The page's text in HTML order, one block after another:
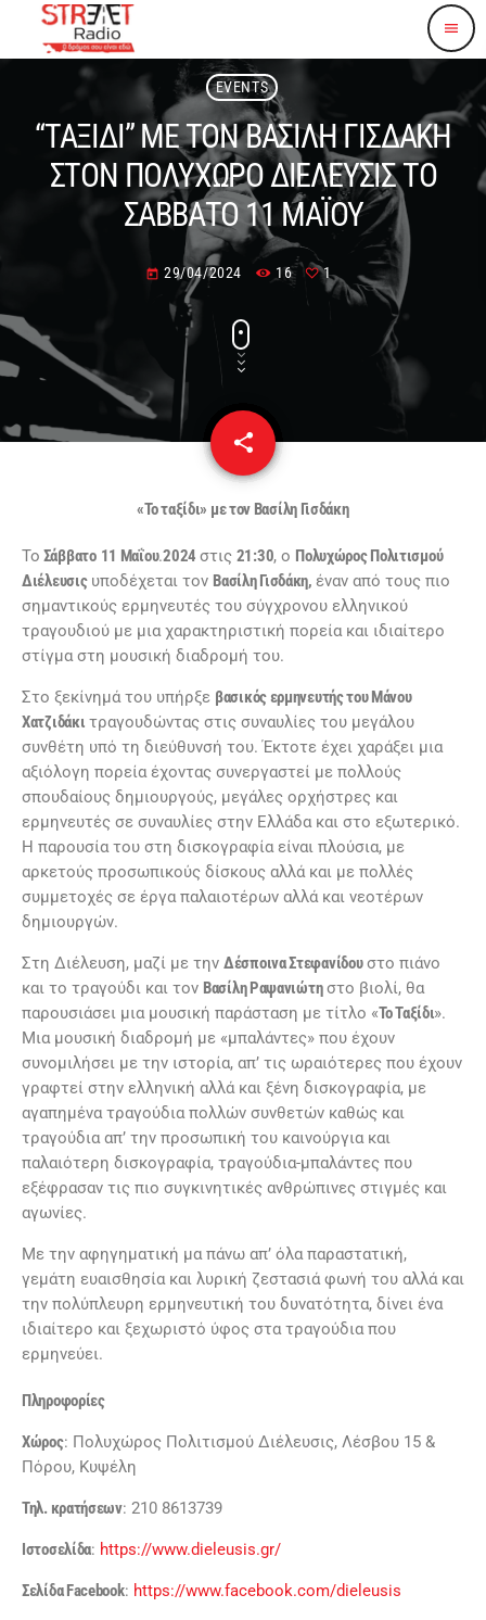
menu
EVENTS
“ΤΑΞΙΔΙ” ΜΕ ΤΟΝ ΒΑΣΙΛΗ ΓΙΣΔΑΚΗ
ΣΤΟΝ ΠΟΛΥΧΩΡΟ ΔΙΕΛΕΥΣΙΣ ΤΟ
ΣΑΒΒΑΤΟ 11 ΜΑΪΟΥ
today 29/04/2024 16 1
share
email
«Το ταξίδι» με τον Βασίλη Γισδάκη
Το Σάββατο 11 Μαΐου.2024 στις 21:30, ο Πολυχώρος Πολιτισμού
Διέλευσιςυποδέχεται τον Βασίλη Γισδάκη, έναν από τους πιο
σημαντικούς ερμηνευτές του σύγχρονου ελληνικού
τραγουδιού με μια χαρακτηριστική πορεία και ιδιαίτερο
στίγμα στη μουσική διαδρομή του.
Στο ξεκίνημά του υπήρξε βασικός ερμηνευτής του Μάνου
Χατζιδάκι τραγουδώντας στις συναυλίες του μεγάλου
συνθέτη υπό τη διεύθυνσή του. Έκτοτε έχει χαράξει μια
αξιόλογη πορεία έχοντας συνεργαστεί με πολλούς
σπουδαίους δημιουργούς, μεγάλες ορχήστρες και
ερμηνευτές σε συναυλίες στην Ελλάδα και στο εξωτερικό.
Η παρουσία του στη δισκογραφία είναι πλούσια, με
αρκετούς προσωπικούς δίσκους αλλά και με πολλές
συμμετοχές σε έργα παλαιοτέρων αλλά και νεοτέρων
δημιουργών.
Στη Διέλευση, μαζί με την Δέσποινα Στεφανίδουστο πιάνο
και το τραγούδι και τον Βασίλη Ραψανιώτηστο βιολί, θα
παρουσιάσει μια μουσική παράσταση με τίτλο «Το Ταξίδι».
Μια μουσική διαδρομή με «μπαλάντες» που έχουν
συνομιλήσει με την ιστορία, απ’ τις ωραιότερες που έχουν
γραφτεί στην ελληνική αλλά και ξένη δισκογραφία, με
αγαπημένα τραγούδια πολλών συνθετών καθώς και
τραγούδια απ’ την προσωπική του καινούργια και
παλαιότερη δισκογραφία, τραγούδια-μπαλάντες που
εξέφρασαν τις πιο συγκινητικές ανθρώπινες στιγμές και
αγωνίες.
Με την αφηγηματική μα πάνω απ’ όλα παραστατική,
γεμάτη ευαισθησία και λυρική ζεστασιά φωνή του αλλά και
την πολύπλευρη ερμηνευτική του δυνατότητα, δίνει ένα
ιδιαίτερο και ξεχωριστό ύφος στα τραγούδια που
ερμηνεύει.
Πληροφορίες
Χώρος: Πολυχώρος Πολιτισμού Διέλευσις, Λέσβου 15 &
Πόρου, Κυψέλη
Τηλ. κρατήσεων: 210 8613739
Ιστοσελίδα: https://www.dieleusis.gr/
Σελίδα Facebook: https://www.facebook.com/dieleusis